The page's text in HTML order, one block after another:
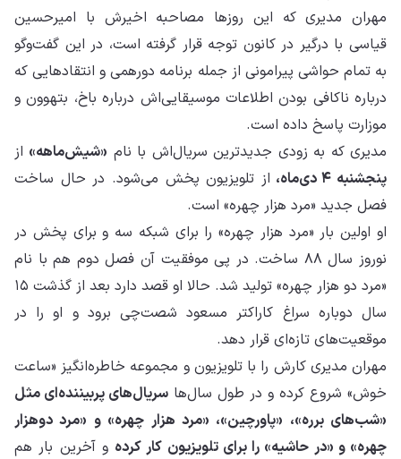
مهران مدیری که این روزها مصاحبه اخیرش با امیرحسین
قیاسی با درگیر در کانون توجه قرار گرفته است، در این گفت‌وگو
به تمام حواشی پیرامونی از جمله برنامه دورهمی و انتقادهایی که
درباره ناکافی بودن اطلاعات موسیقایی‌اش درباره باخ، بتهوون و
موزارت پاسخ داده است.
مدیری که به زودی جدیدترین سریال‌اش با نام «شیش‌ماهه» از
پنجشنبه ۴ دی‌ماه،
از تلویزیون پخش می‌شود. در حال ساخت
فصل جدید «مرد هزار چهره» است.
او اولین بار «مرد هزار چهره» را برای شبکه سه و برای پخش در
نوروز سال ۸۸ ساخت. در پی موفقیت آن فصل دوم هم با نام
«مرد دو هزار چهره» تولید شد. حالا او قصد دارد بعد از گذشت ۱۵
سال دوباره سراغ کاراکتر مسعود شصت‌چی برود و او را در
موقعیت‌های تازه‌ای قرار دهد.
مهران مدیری کارش را با تلویزیون و مجموعه خاطره‌انگیز «ساعت
خوش» شروع کرده و در طول سال‌ها سریال‌های پربیننده‌ای مثل
«شب‌های برره»، «پاورچین»، «مرد هزار چهره» و «مرد دوهزار
چهره» و «در حاشیه» را برای تلویزیون کار کرده و آخرین بار هم